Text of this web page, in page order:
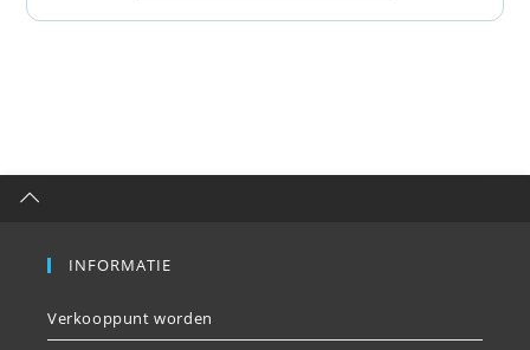
INFORMATIE
Verkooppunt worden